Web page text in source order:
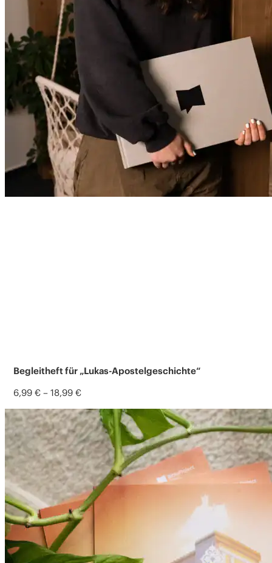
Begleitheft für „Lukas-Apostelgeschichte“
6,99 €– 18,99 €